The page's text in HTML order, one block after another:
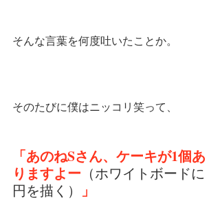
そんな言葉を何度吐いたことか。
そのたびに僕はニッコリ笑って、
「あのねSさん、ケーキが1個あ
りますよー （ホワイトボードに
円を描く） 」